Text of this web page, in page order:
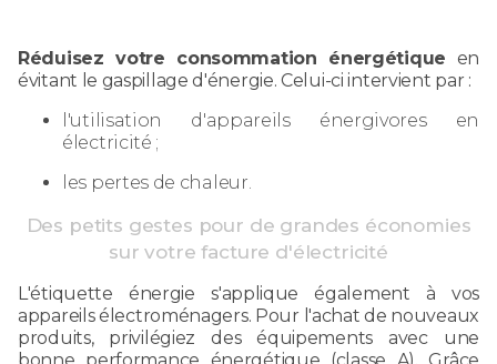
Réduisez votre consommation énergétique en
évitant le gaspillage d'énergie. Celui-ci intervient par :
l'utilisation d'appareils énergivores en
électricité ;
les pertes de chaleur.
Des petits gestes pour de grandes économies
sur votre facture d'électricité
L'étiquette énergie s'applique également à vos
appareils électroménagers. Pour l'achat de nouveaux
produits, privilégiez des équipements avec une